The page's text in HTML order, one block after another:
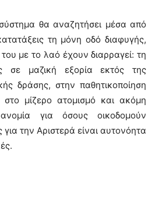
θα αναζητήσει μέσα από
τη μόνη οδό διαφυγής,
με το λαό έχουν διαρραγεί: τη
σε μαζική εξορία εκτός της
δράσης, στην παθητικοποίηση
μίζερο ατομισμό και ακόμη
για όσους οικοδομούν
για την Αριστερά είναι αυτονόητα